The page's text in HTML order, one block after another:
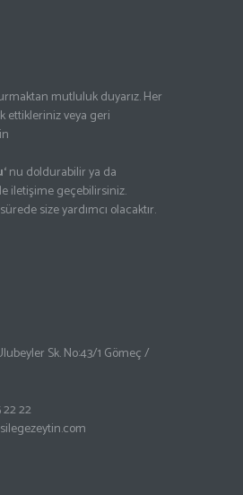
mutluluk duyarız. Her
ettikleriniz veya geri
‘nu doldurabilir ya da
iletişime geçebilirsiniz.
size yardımcı olacaktır.
Sk. No:43/1 Gömeç /
22 22